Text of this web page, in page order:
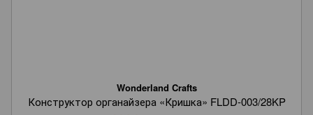
Wonderland Crafts
Конструктор органайзера «Кришка» FLDD-003/28KP